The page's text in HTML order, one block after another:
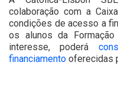
colaboração com a
condições de acesso a
os alunos da
interesse, poderá
financiamento oferecidas